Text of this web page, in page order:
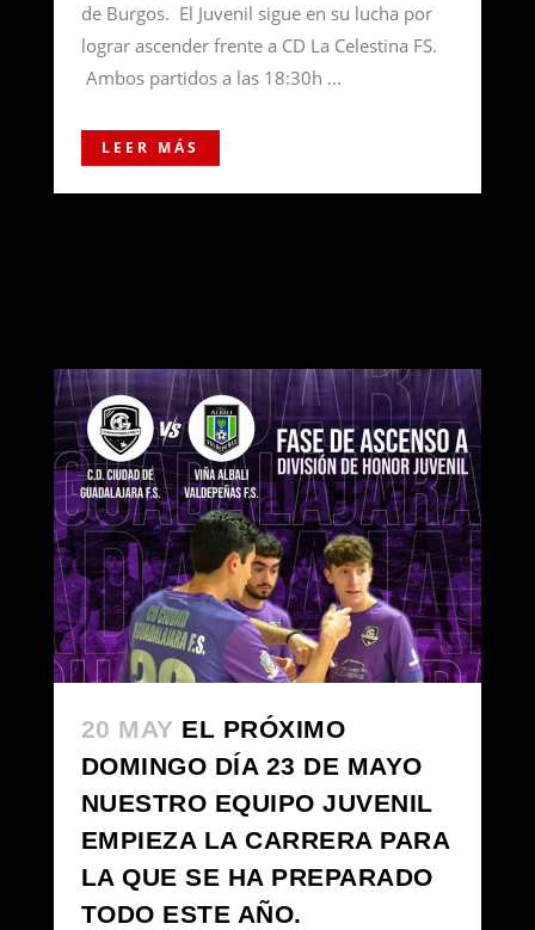
de Burgos. El Juvenil sigue en su lucha por
lograr ascender frente a CD La Celestina FS.
Ambos partidos a las 18:30h ...
LEER MÁS
20 MAY EL PRÓXIMO
DOMINGO DÍA 23 DE MAYO
NUESTRO EQUIPO JUVENIL
EMPIEZA LA CARRERA PARA
LA QUE SE HA PREPARADO
TODO ESTE AÑO.